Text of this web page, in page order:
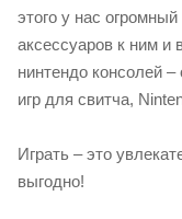
этого у нас
аксессуаров к ним и
нинтендо консолей
игр для свитча,
Играть – это
выгодно!